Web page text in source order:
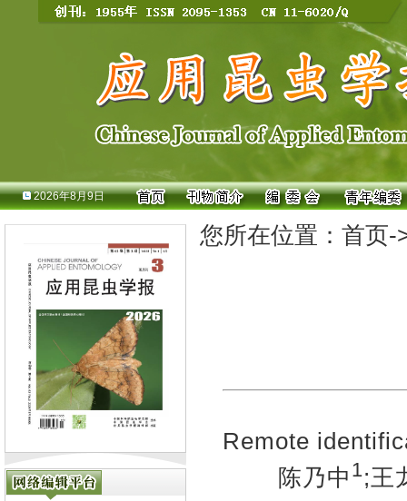
2026年8月9日
您所在位置： 首页-
Remote
陈乃中 1;王